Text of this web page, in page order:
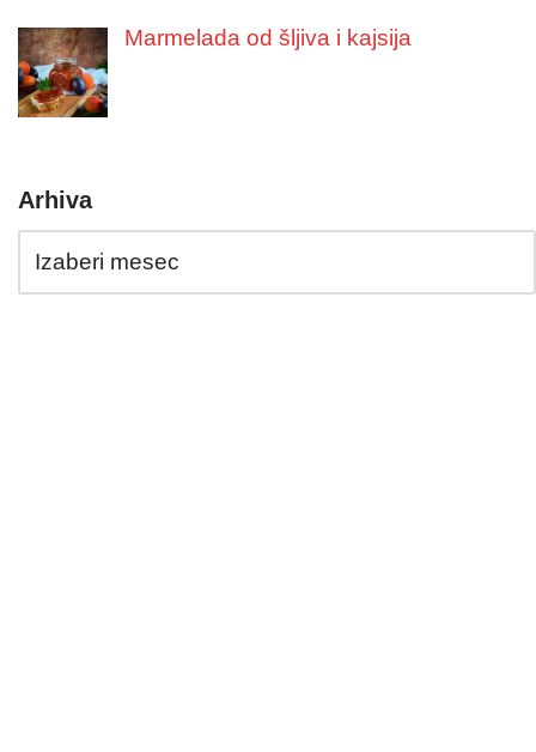
Marmelada od šljiva i kajsija
Arhiva